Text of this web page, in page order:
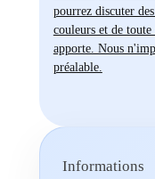
pourrez discuter
couleurs et de
apporte. Nous
préalable.
Informations